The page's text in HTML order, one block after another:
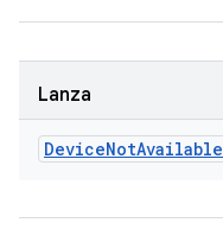
Lanza
DeviceNotAvailable